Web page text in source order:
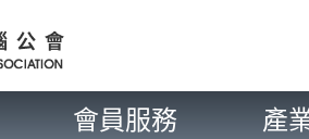
會員服務 產